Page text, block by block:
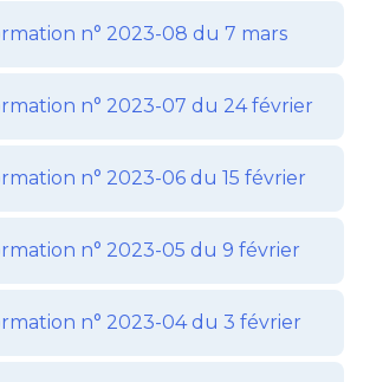
n° 2023-08 du 7 mars
n° 2023-07 du 24 février
n° 2023-06 du 15 février
n° 2023-05 du 9 février
n° 2023-04 du 3 février